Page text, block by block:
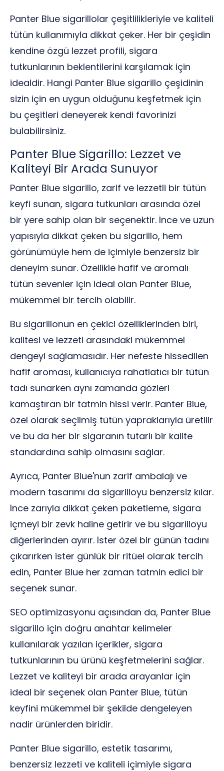
Panter Blue sigarillolar çeşitlilikleriyle ve kaliteli
tütün kullanımıyla dikkat çeker. Her bir çeşidin
kendine özgü lezzet profili, sigara
tutkunlarının beklentilerini karşılamak için
idealdir. Hangi Panter Blue sigarillo çeşidinin
sizin için en uygun olduğunu keşfetmek için
bu çeşitleri deneyerek kendi favorinizi
bulabilirsiniz.
Panter Blue Sigarillo: Lezzet ve
Kaliteyi Bir Arada Sunuyor
Panter Blue sigarillo, zarif ve lezzetli bir tütün
keyfi sunan, sigara tutkunları arasında özel
bir yere sahip olan bir seçenektir. İnce ve uzun
yapısıyla dikkat çeken bu sigarillo, hem
görünümüyle hem de içimiyle benzersiz bir
deneyim sunar. Özellikle hafif ve aromalı
tütün sevenler için ideal olan Panter Blue,
mükemmel bir tercih olabilir.
Bu sigarillonun en çekici özelliklerinden biri,
kalitesi ve lezzeti arasındaki mükemmel
dengeyi sağlamasıdır. Her nefeste hissedilen
hafif aroması, kullanıcıya rahatlatıcı bir tütün
tadı sunarken aynı zamanda gözleri
kamaştıran bir tatmin hissi verir. Panter Blue,
özel olarak seçilmiş tütün yapraklarıyla üretilir
ve bu da her bir sigaranın tutarlı bir kalite
standardına sahip olmasını sağlar.
Ayrıca, Panter Blue'nun zarif ambalajı ve
modern tasarımı da sigarilloyu benzersiz kılar.
İnce zarıyla dikkat çeken paketleme, sigara
içmeyi bir zevk haline getirir ve bu sigarilloyu
diğerlerinden ayırır. İster özel bir günün tadını
çıkarırken ister günlük bir ritüel olarak tercih
edin, Panter Blue her zaman tatmin edici bir
seçenek sunar.
SEO optimizasyonu açısından da, Panter Blue
sigarillo için doğru anahtar kelimeler
kullanılarak yazılan içerikler, sigara
tutkunlarının bu ürünü keşfetmelerini sağlar.
Lezzet ve kaliteyi bir arada arayanlar için
ideal bir seçenek olan Panter Blue, tütün
keyfini mükemmel bir şekilde dengeleyen
nadir ürünlerden biridir.
Panter Blue sigarillo, estetik tasarımı,
benzersiz lezzeti ve kaliteli içimiyle sigara